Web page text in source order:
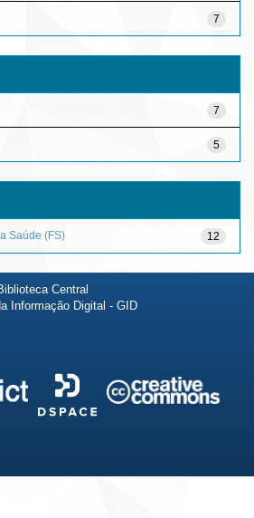
7
7
5
12
Saúde (FS)
Central
Informação Digital - GID